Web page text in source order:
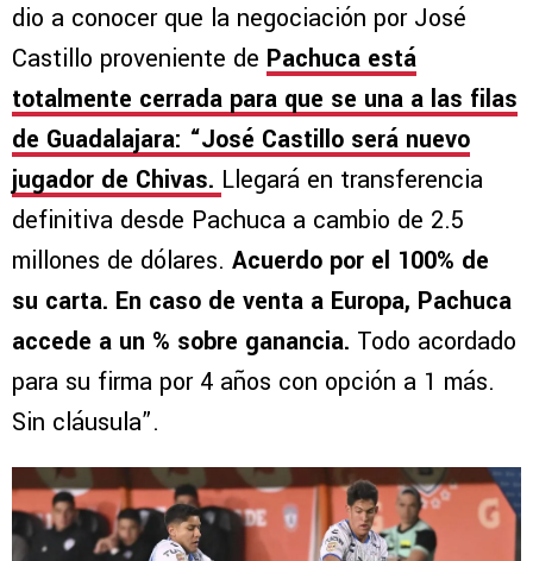
dio a conocer que la negociación por José
Castillo proveniente de Pachuca está
totalmente cerrada para que se una a las filas
de Guadalajara: “José Castillo será nuevo
jugador de Chivas. Llegará en transferencia
definitiva desde Pachuca a cambio de 2.5
millones de dólares. Acuerdo por el 100% de
su carta. En caso de venta a Europa, Pachuca
accede a un % sobre ganancia. Todo acordado
para su firma por 4 años con opción a 1 más.
Sin cláusula”.